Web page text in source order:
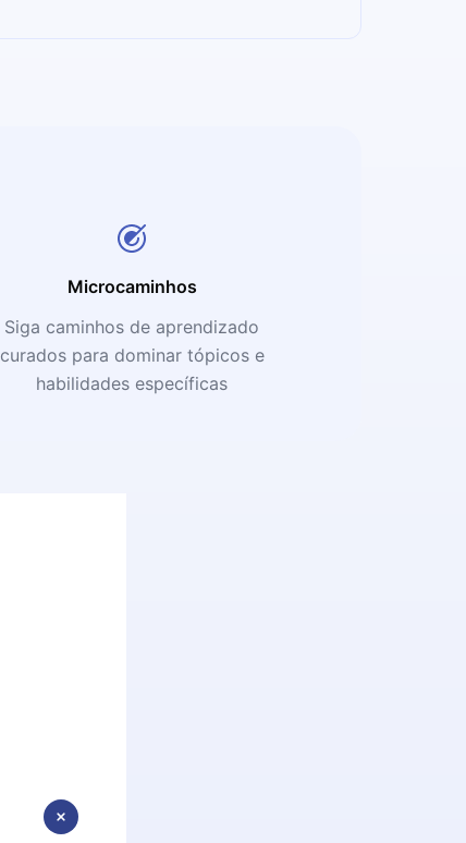
Microcaminhos
Siga caminhos de aprendizado
curados para dominar tópicos e
habilidades específicas